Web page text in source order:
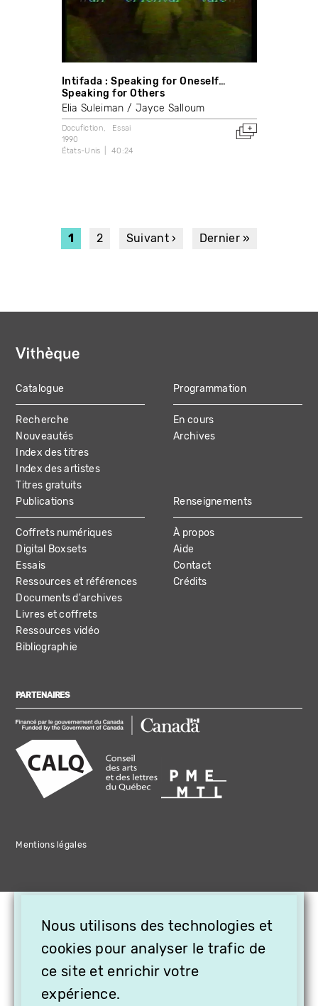
Intifada : Speaking for Oneself…
Speaking for Others
Elia Suleiman
Jayce Salloum
Docufiction
Essai
1990
États-Unis
40:24
PAGINATION
Page
courante
1 Page
2
Page
Suivant ›
Dernière
Dernier »
MAIN
NAVIGATION
Catalogue
Recherche
Nouveautés
Index des titres
Index des artistes
Titres gratuits
Programmation
En cours
Archives
Publications
Coffrets numériques
Digital Boxsets
Essais
Ressources et références
Documents d'archives
Livres et coffrets
Ressources vidéo
Bibliographie
Renseignements
À propos
Aide
Contact
Crédits
PARTENAIRES
Mentions légales
Nous utilisons des technologies et
cookies pour analyser le trafic de
ce site et enrichir votre
expérience.
OFFREZ LA VIDÉO EN
CADEAU, ABONNEZ VOS
PROCHES À VITHÈQUE !